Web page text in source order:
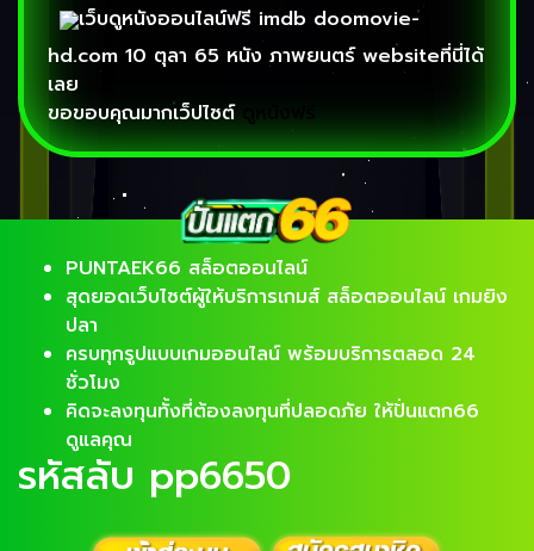
เว็บดูหนังออนไลน์ฟรี imdb doomovie-
hd.com 10 ตุลา 65 หนัง ภาพยนตร์ websiteที่นี่ได้
เลย
ขอขอบคุณมากเว็ปไซต์ ดูหนังฟรี
PUNTAEK66 สล็อตออนไลน์
สุดยอดเว็บไซต์ผู้ให้บริการเกมส์ สล็อตออนไลน์ เกมยิง
ปลา
ครบทุกรูปแบบเกมออนไลน์ พร้อมบริการตลอด 24
ชั่วโมง
คิดจะลงทุนทั้งที่ต้องลงทุนที่ปลอดภัย ให้ปั่นแตก66
ดูแลคุณ
รหัสลับ pp6650